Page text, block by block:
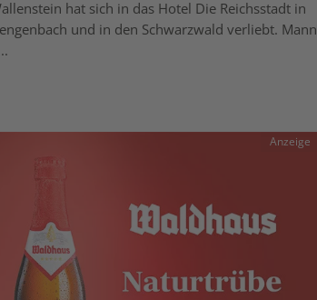
hat sich in das Hotel Die Reichsstadt in
und in den Schwarzwald verliebt. Mann
Anzeige